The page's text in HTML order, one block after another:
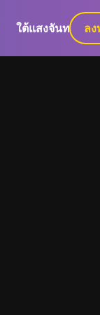
ใต้แสงจันทร์ ลง